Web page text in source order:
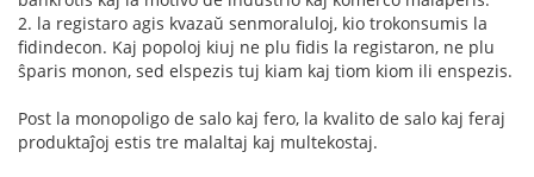
2. la registaro agis kvazaŭ senmoraluloj, kio trokonsumis la
fidindecon. Kaj popoloj kiuj ne plu fidis la registaron, ne plu
ŝparis monon, sed elspezis tuj kiam kaj tiom kiom ili enspezis.
Post la monopoligo de salo kaj fero, la kvalito de salo kaj feraj
produktaĵoj estis tre malaltaj kaj multekostaj.